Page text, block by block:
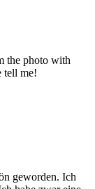
the photo with
tell me!
geworden. Ich